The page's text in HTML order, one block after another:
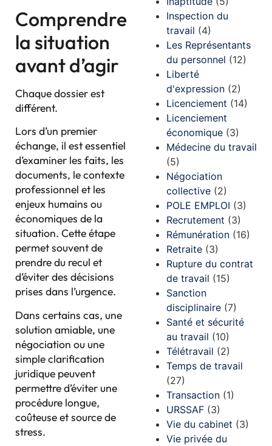
Comprendre
la situation
avant d’agir
Chaque dossier est
différent.
Lors d’un premier
échange, il est essentiel
d’examiner les faits, les
documents, le contexte
professionnel et les
enjeux humains ou
économiques de la
situation. Cette étape
permet souvent de
prendre du recul et
d’éviter des décisions
prises dans l’urgence.
Dans certains cas, une
solution amiable, une
négociation ou une
simple clarification
juridique peuvent
permettre d’éviter une
procédure longue,
coûteuse et source de
stress.
Inspection du
travail (4)
Les Représentants
du personnel (12)
Liberté
d'expression (2)
Licenciement (14)
Licenciement
économique (3)
Médecine du travail
(5)
Négociation
collective (2)
POLE EMPLOI (3)
Recrutement (3)
Rémunération (16)
Retraite (3)
Rupture du contrat
de travail (15)
Sanction
disciplinaire (7)
Santé et sécurité
au travail (10)
Télétravail (2)
Temps de travail
(27)
Transaction (1)
URSSAF (3)
Vie du cabinet (3)
Vie privée du